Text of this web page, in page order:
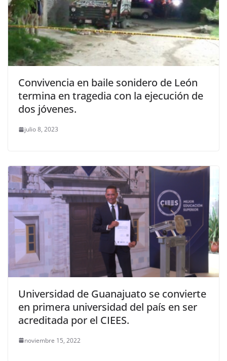
Convivencia en baile sonidero de León
termina en tragedia con la ejecución de
dos jóvenes.
julio 8, 2023
Universidad de Guanajuato se convierte
en primera universidad del país en ser
acreditada por el CIEES.
noviembre 15, 2022